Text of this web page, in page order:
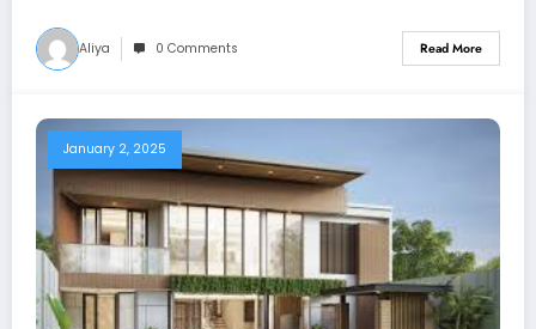
Aliya 0 Comments Read More
January 2, 2025